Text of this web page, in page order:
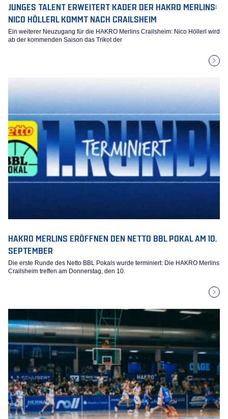
JUNGES TALENT ERWEITERT KADER DER HAKRO MERLINS:
NICO HÖLLERL KOMMT NACH CRAILSHEIM
Ein weiterer Neuzugang für die HAKRO Merlins Crailsheim: Nico Höllerl wird
ab der kommenden Saison das Trikot der
HAKRO MERLINS ERÖFFNEN DEN NETTO BBL POKAL AM 10.
SEPTEMBER
Die erste Runde des Netto BBL Pokals wurde terminiert: Die HAKRO Merlins
Crailsheim treffen am Donnerstag, den 10.